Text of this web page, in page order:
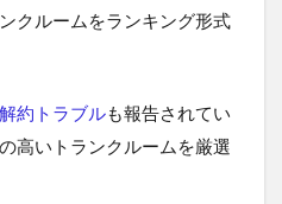
クルームをランキング形式
約トラブルも報告されてい
高いトランクルームを厳選